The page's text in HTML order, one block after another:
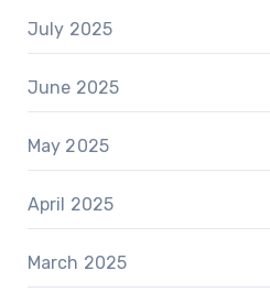
July 2025
June 2025
May 2025
April 2025
March 2025